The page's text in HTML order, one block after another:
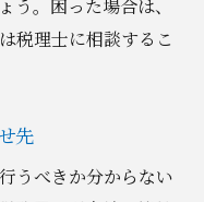
う。困った場合は、
税理士に相談するこ
先
うべきか分からない